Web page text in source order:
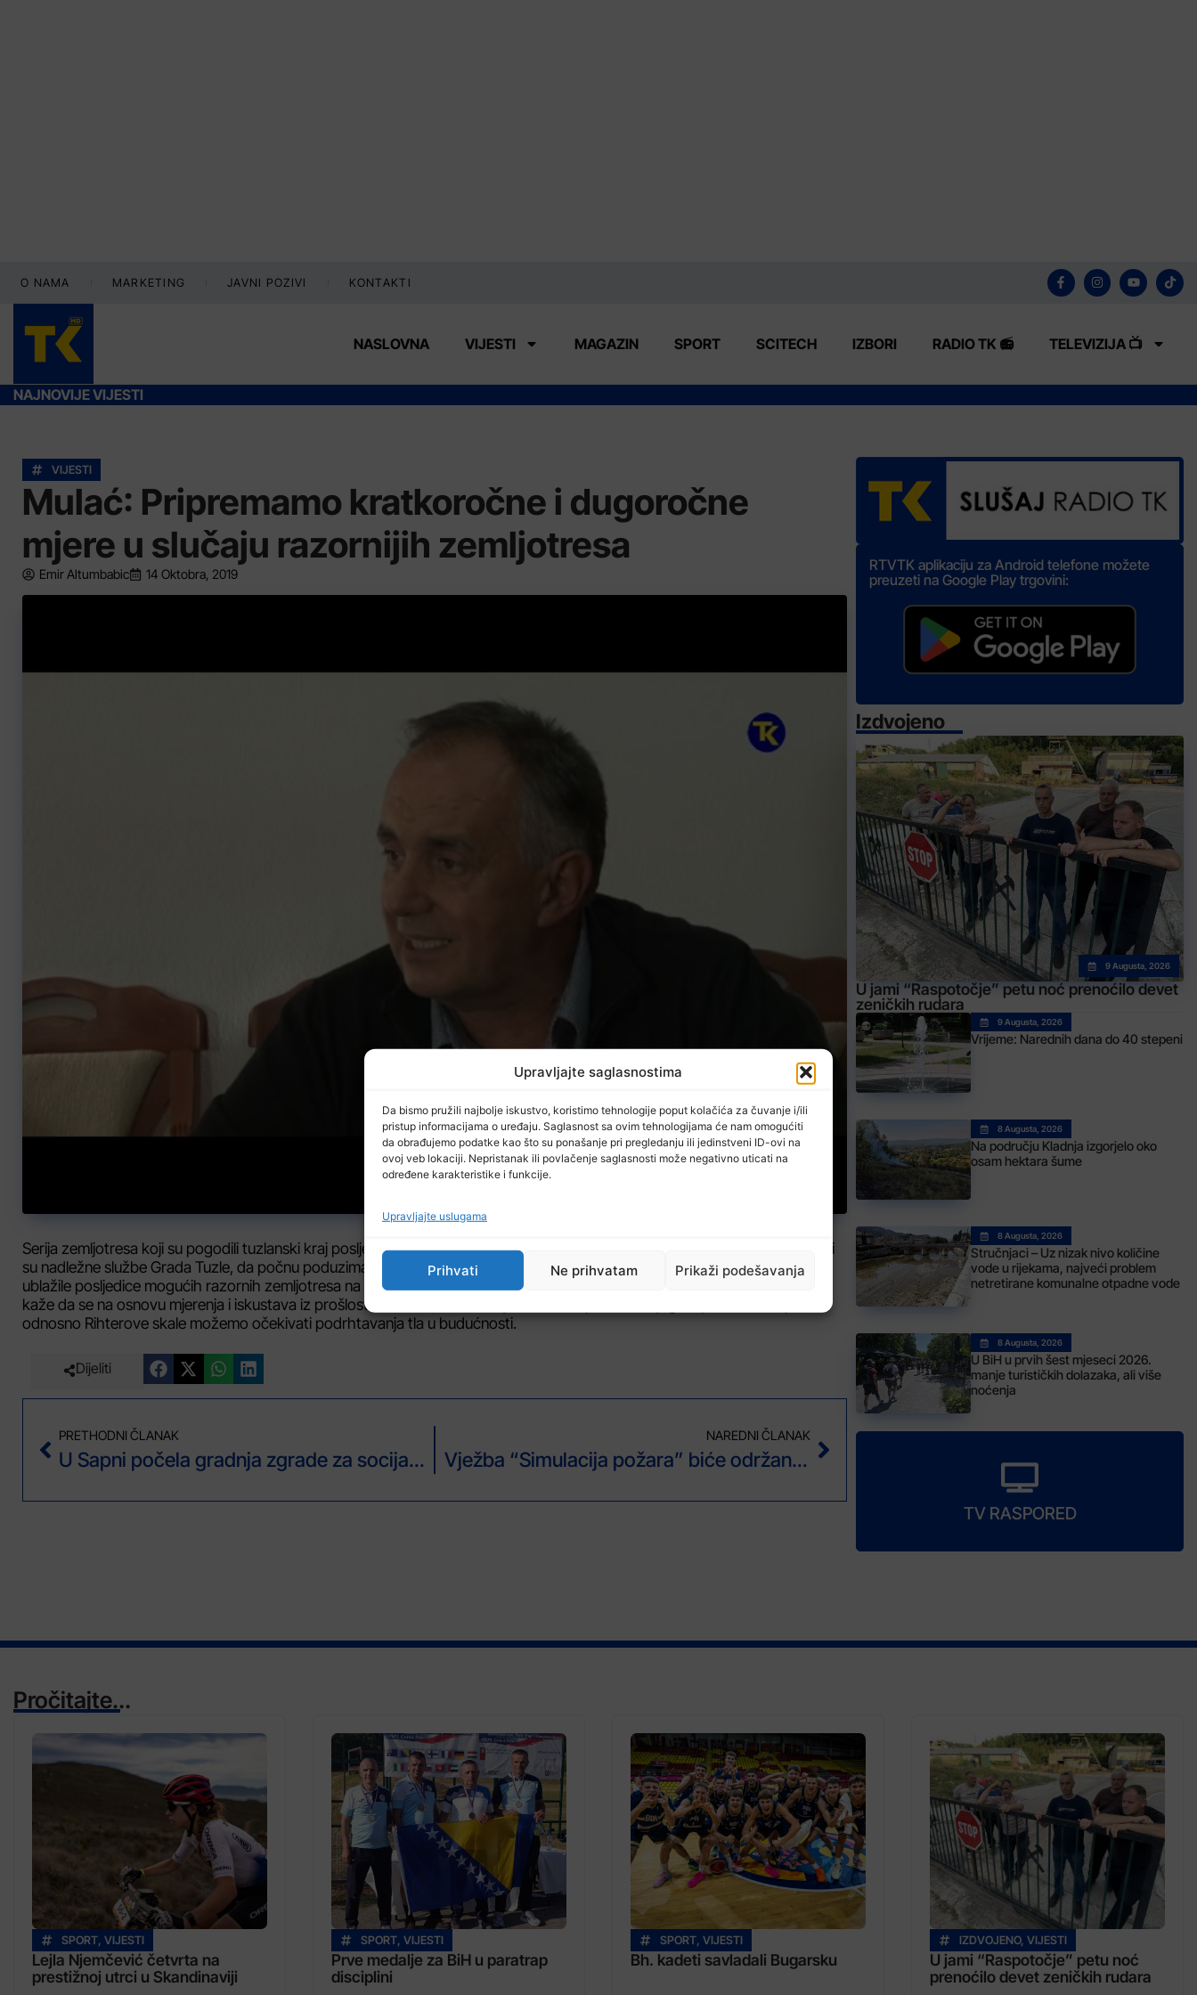
Upravljajte saglasnostima
Da bismo pružili najbolje iskustvo, koristimo tehnologije poput kolačića za čuvanje i/ili
pristup informacijama o uređaju. Saglasnost sa ovim tehnologijama će nam omogućiti
da obrađujemo podatke kao što su ponašanje pri pregledanju ili jedinstveni ID-ovi na
ovoj veb lokaciji. Nepristanak ili povlačenje saglasnosti može negativno uticati na
određene karakteristike i funkcije.
Upravljajte uslugama
Prihvati Ne prihvatam Prikaži podešavanja
O NAMA MARKETING JAVNI POZIVI KONTAKTI
NASLOVNA VIJESTI MAGAZIN SPORT SCITECH IZBORI RADIO TK 📻 TELEVIZIJA 📺
NAJNOVIJE VIJESTI
VIJESTI
Mulać: Pripremamo kratkoročne i dugoročne
mjere u slučaju razornijih zemljotresa
Emir Altumbabic 14 Oktobra, 2019
Serija zemljotresa koji su pogodili tuzlanski kraj posljednja dva mjeseca, kao i određeni nivo uznemirenosti građana podstakli
su nadležne službe Grada Tuzle, da počnu poduzimati kratkoročne i dugoročne mjere kako bi se prevenirale, odnosno
ublažile posljedice mogućih razornih zemljotresa na našem području. Miralem Mulać, iz Službe civilne zaštite Grada Tuzle
kaže da se na osnovu mjerenja i iskustava iz prošlosti, ali i naučnih saznanja može zaključiti do kojeg stepena Merkalijueve
odnosno Rihterove skale možemo očekivati podrhtavanja tla u budućnosti.
Dijeliti
PRETHODNI ČLANAK
U Sapni počela gradnja zgrade za socijalno stanovanje
NAREDNI ČLANAK
Vježba “Simulacija požara” biće održana 17. oktobra na RGGF-u u Tuzli
RTVTK aplikaciju za Android telefone možete
preuzeti na Google Play trgovini:
Izdvojeno
9 Augusta, 2026
U jami “Raspotočje” petu noć prenoćilo devet
zeničkih rudara
9 Augusta, 2026
Vrijeme: Narednih dana do 40 stepeni
8 Augusta, 2026
Na području Kladnja izgorjelo oko
osam hektara šume
8 Augusta, 2026
Stručnjaci – Uz nizak nivo količine
vode u rijekama, najveći problem
netretirane komunalne otpadne vode
8 Augusta, 2026
U BiH u prvih šest mjeseci 2026.
manje turističkih dolazaka, ali više
noćenja
TV RASPORED
Pročitajte...
SPORT, VIJESTI
Lejla Njemčević četvrta na
prestižnoj utrci u Skandinaviji
SPORT, VIJESTI
Prve medalje za BiH u paratrap
disciplini
SPORT, VIJESTI
Bh. kadeti savladali Bugarsku
IZDVOJENO, VIJESTI
U jami “Raspotočje” petu noć
prenoćilo devet zeničkih rudara